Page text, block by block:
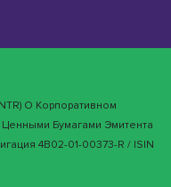
О Корпоративном
Бумагами Эмитента
4B02-01-00373-R / ISIN